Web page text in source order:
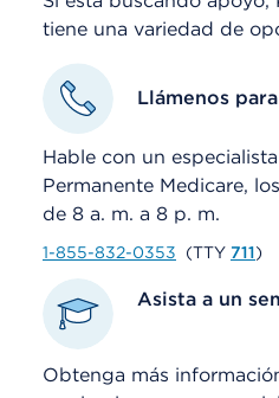
tiene una variedad de
Llámenos
Hable con un
Permanente Medicare,
de 8 a. m. a 8 p. m.
1-855-832-0353 (TTY 711)
Asista a un
Obtenga más